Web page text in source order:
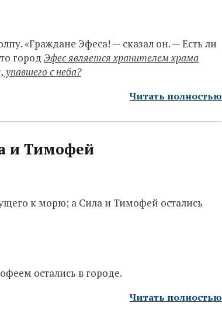
«Граждане Эфеса! — сказал он. — Есть ли
город Эфес является хранителем храма
с неба?
Читать полностью
и Тимофей
к морю; а Сила и Тимофей остались
остались в городе.
Читать полностью